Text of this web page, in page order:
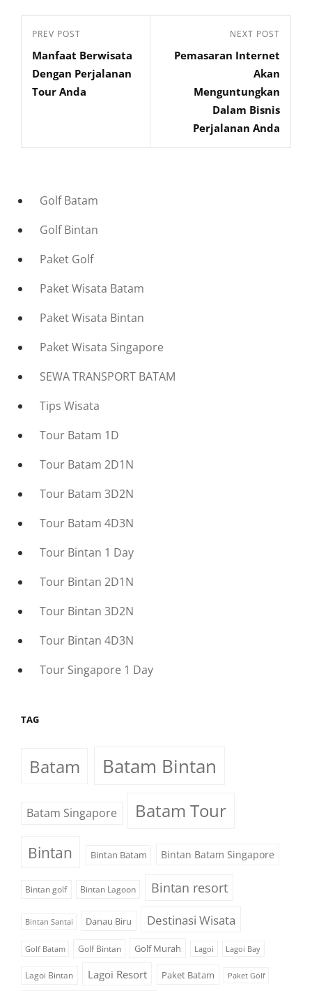
Navigasi
pos
Previous
Post
PREV POST
Manfaat Berwisata
Dengan Perjalanan
Tour Anda
Post
NEXT POST
Pemasaran Internet
Akan
Menguntungkan
Dalam Bisnis
Perjalanan Anda
Golf Batam
Golf Bintan
Paket Golf
Paket Wisata Batam
Paket Wisata Bintan
Paket Wisata Singapore
SEWA TRANSPORT BATAM
Tips Wisata
Tour Batam 1D
Tour Batam 2D1N
Tour Batam 3D2N
Tour Batam 4D3N
Tour Bintan 1 Day
Tour Bintan 2D1N
Tour Bintan 3D2N
Tour Bintan 4D3N
Tour Singapore 1 Day
TAG
Batam Batam Bintan
Batam Singapore Batam Tour
Bintan Bintan Batam Bintan Batam Singapore
Bintan golf Bintan Lagoon Bintan resort
Bintan Santai Danau Biru Destinasi Wisata
Golf Batam Golf Bintan Golf Murah Lagoi Lagoi Bay
Lagoi Bintan Lagoi Resort Paket Batam Paket Golf